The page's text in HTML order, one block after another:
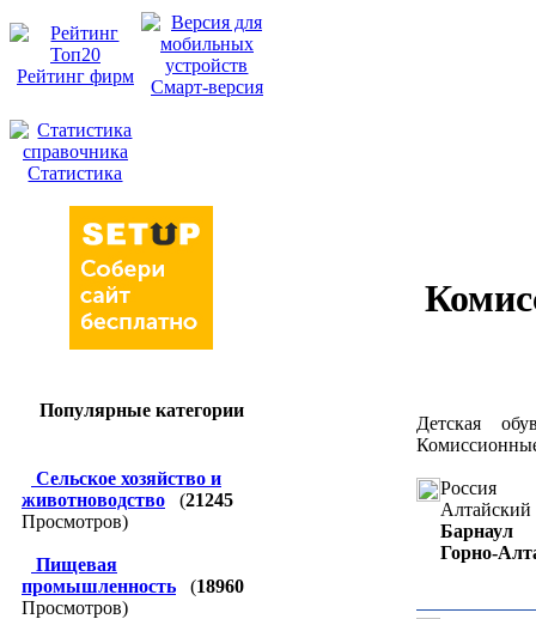
Рейтинг фирм
Смарт-версия
Статистика
Популярные категории
Сельское хозяйство и
животноводство
(21245
Просмотров)
Пищевая
промышленность
(18960
Просмотров)
Детская
Россия
Алтайский
Барнаул
Горно-